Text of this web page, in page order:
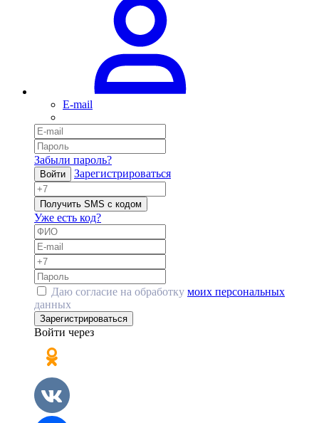
E-mail
Забыли пароль?
Войти Зарегистрироваться
Получить SMS с кодом
Уже есть код?
Даю согласие на обработку моих персональных
данных
Зарегистрироваться
Войти через